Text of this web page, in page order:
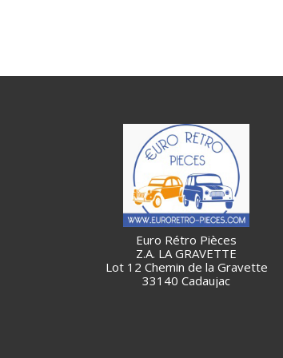
Euro Rétro Pièces
Z.A. LA GRAVETTE
Lot 12 Chemin de la Gravette
33140 Cadaujac